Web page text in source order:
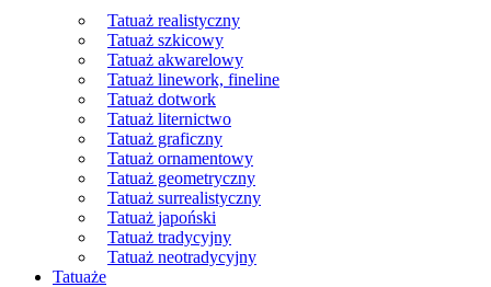
Tatuaż realistyczny
Tatuaż szkicowy
Tatuaż akwarelowy
Tatuaż linework, fineline
Tatuaż dotwork
Tatuaż liternictwo
Tatuaż graficzny
Tatuaż ornamentowy
Tatuaż geometryczny
Tatuaż surrealistyczny
Tatuaż japoński
Tatuaż tradycyjny
Tatuaż neotradycyjny
Tatuaże